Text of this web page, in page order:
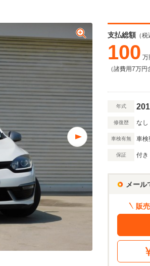
支払総額 （税
100 万
（諸費用7万円
年式
修復歴 なし
車検有無 車検
保証 付き
メール
販